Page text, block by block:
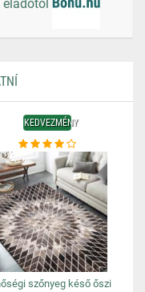
eladótól
KEDVEZMÉNY
szőnyeg késő őszi